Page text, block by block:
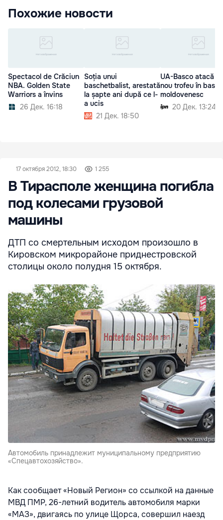
Похожие новости
Spectacol de Crăciun
NBA. Golden State
Warriors a învins
26 Дек. 16:18
Soția unui
baschetbalist, arestată
la șapte ani după ce l-
a ucis
21 Дек. 18:50
UA-Basco atacă
nou trofeu în
moldovenesc
20 Дек. 13:24
17 октября 2012, 18:30 1 255
В Тирасполе женщина погибла
под колесами грузовой
машины
ДТП со смертельным исходом произошло в
Кировском микрорайоне приднестровской
столицы около полудня 15 октября.
Автомобиль принадлежит муниципальному предприятию
«Спецавтохозяйство».
Как сообщает «Новый Регион» со ссылкой на данные
МВД ПМР, 26-летний водитель автомобиля марки
«МАЗ», двигаясь по улице Щорса, совершил наезд